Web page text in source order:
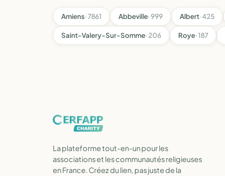
Amiens· 7861 Abbeville· 999 Albert· 425
Saint-Valery-Sur-Somme· 206 Roye· 187
La plateforme tout-en-un pour les
associations et les communautés religieuses
en France. Créez du lien, pas juste de la